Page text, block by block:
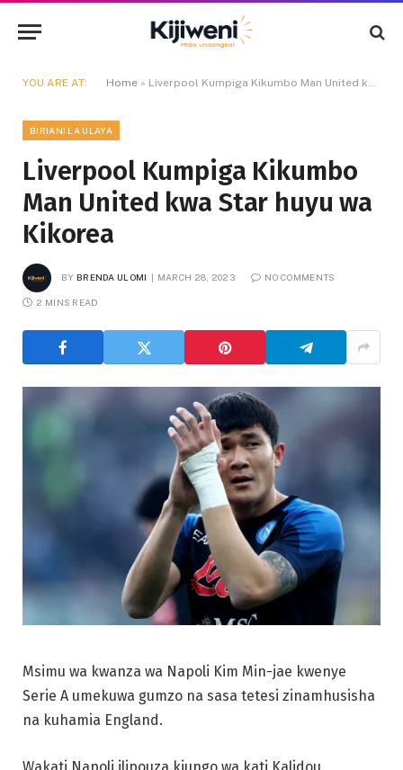
YOU ARE AT: Home » Liverpool Kumpiga Kikumbo Man United kwa Star huyu wa Kikorea
BIRIANI LA ULAYA
Liverpool Kumpiga Kikumbo
Man United kwa Star huyu wa
Kikorea
BY BRENDA ULOMI MARCH 28, 2023 NO COMMENTS
2 MINS READ
Msimu wa kwanza wa Napoli Kim Min-jae kwenye
Serie A umekuwa gumzo na sasa tetesi zinamhusisha
na kuhamia England.